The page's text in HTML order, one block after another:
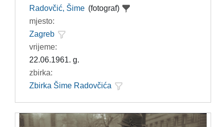
Radovčić, Šime (fotograf)
mjesto:
Zagreb
vrijeme:
22.06.1961. g.
zbirka:
Zbirka Šime Radovčića